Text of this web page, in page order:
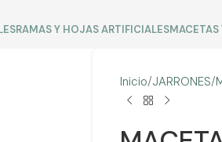
RAMAS Y HOJAS ARTIFICIALESMACETAS
Inicio JARRONES